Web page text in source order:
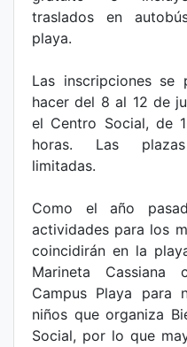
traslados en
playa.
Las inscripciones se
hacer del 8 al 12 de
el Centro Social, de
horas. Las
limitadas.
Como el año
actividades para los
coincidirán en la
Marineta Cassiana
Campus Playa para
niños que organiza
Social, por lo que